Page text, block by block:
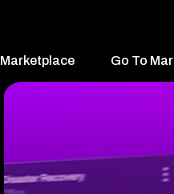
Marketplace Go To